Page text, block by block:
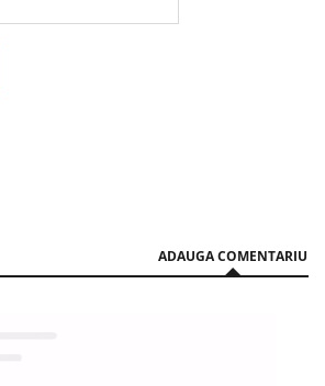
ADAUGA COMENTARIU